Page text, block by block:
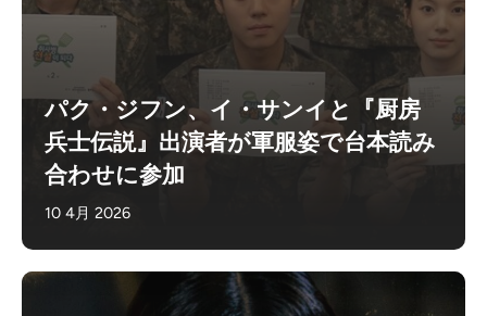
パク・ジフン、イ・サンイと『厨房
兵士伝説』出演者が軍服姿で台本読み
合わせに参加
10 4月 2026